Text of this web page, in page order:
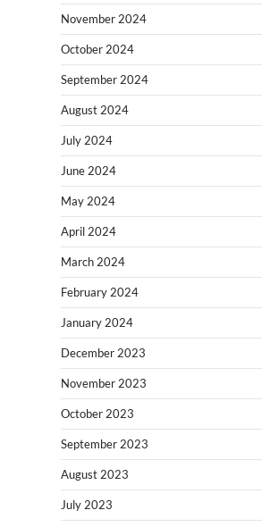
November 2024
October 2024
September 2024
August 2024
July 2024
June 2024
May 2024
April 2024
March 2024
February 2024
January 2024
December 2023
November 2023
October 2023
September 2023
August 2023
July 2023